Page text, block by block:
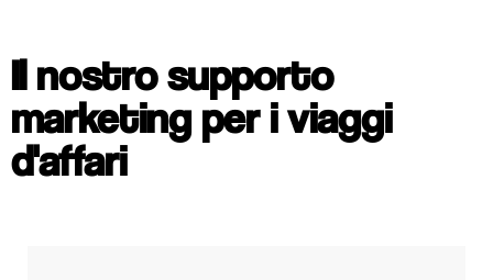
Il nostro supporto
marketing per i viaggi
d'affari